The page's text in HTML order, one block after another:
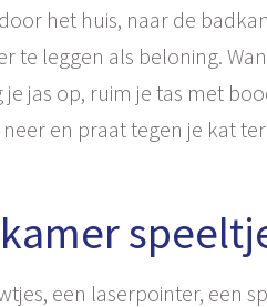
het huis, naar de
te leggen als beloning.
je jas op, ruim je tas met
en praat tegen je kat
een laserpointer, een